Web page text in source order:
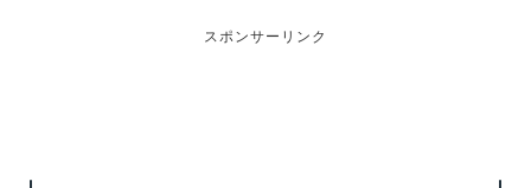
スポンサーリンク